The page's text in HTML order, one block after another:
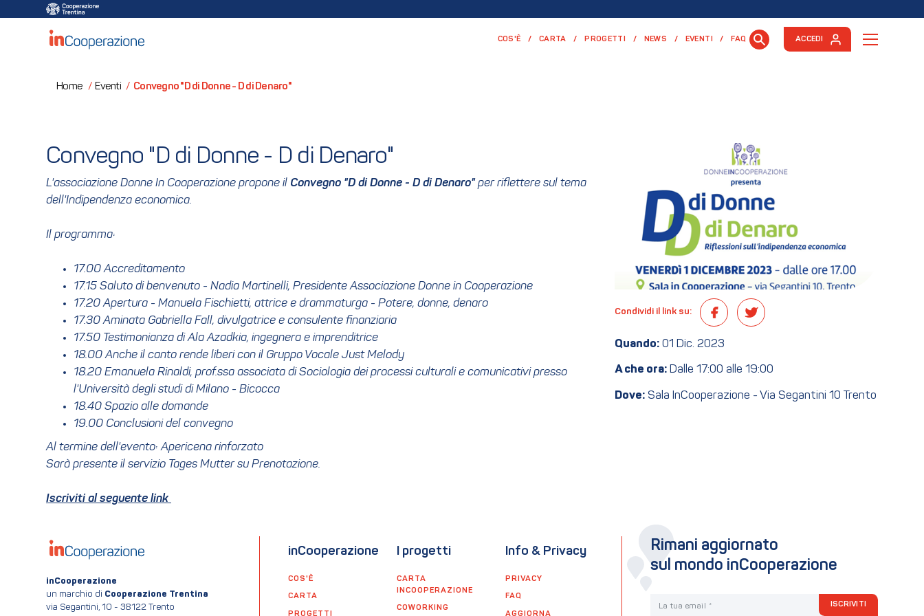
COS'È CARTA PROGETTI NEWS EVENTI FAQ ACCEDI
Home / Eventi / Convegno "D di Donne - D di Denaro"
Convegno "D di Donne - D di Denaro"
L'associazione Donne In Cooperazione propone il Convegno "D di Donne - D di Denaro" per riflettere sul tema
dell'Indipendenza economica.
Il programma:
17.00 Accreditamento
17.15 Saluto di benvenuto - Nadia Martinelli, Presidente Associazione Donne in Cooperazione
17.20 Apertura - Manuela Fischietti, attrice e drammaturga - Potere, donne, denaro
17.30 Aminata Gabriella Fall, divulgatrice e consulente finanziaria
17.50 Testimonianza di Ala Azadkia, ingegnera e imprenditrice
18.00 Anche il canto rende liberi con il Gruppo Vocale Just Melody
18.20 Emanuela Rinaldi, prof.ssa associata di Sociologia dei processi culturali e comunicativi presso
l'Università degli studi di Milano - Bicocca
18.40 Spazio alle domande
19.00 Conclusioni del convegno
Al termine dell'evento: Apericena rinforzato
Sarà presente il servizio Tages Mutter su Prenotazione.
Iscriviti al seguente link
Condividi il link su:
Quando:01 Dic. 2023
A che ora:Dalle 17:00 alle 19:00
Dove:Sala InCooperazione - Via Segantini 10 Trento
inCooperazione
un marchio di Cooperazione Trentina
via Segantini, 10 - 38122 Trento
inCooperazione
COS'È
CARTA
PROGETTI
I progetti
CARTA
INCOOPERAZIONE
COWORKING
Info & Privacy
PRIVACY
FAQ
AGGIORNA
Rimani aggiornato
sul mondo inCooperazione
ISCRIVITI